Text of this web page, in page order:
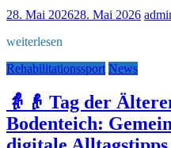
28. Mai 202628. Mai 2026
weiterlesen
Rehabilitationssport News
👵👴 Tag der
Bodenteich: